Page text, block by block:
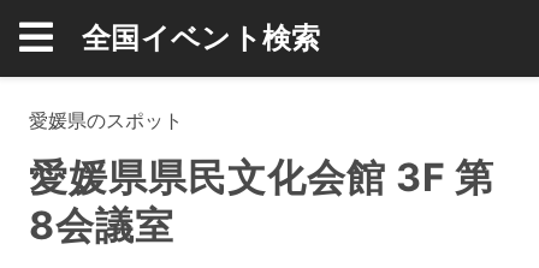
全国イベント検索
愛媛県のスポット
愛媛県県民文化会館 3F 第
8会議室